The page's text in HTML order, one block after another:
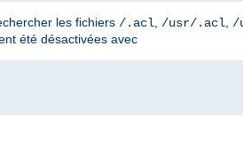
les fichiers /.acl /usr/.acl /
été désactivées avec